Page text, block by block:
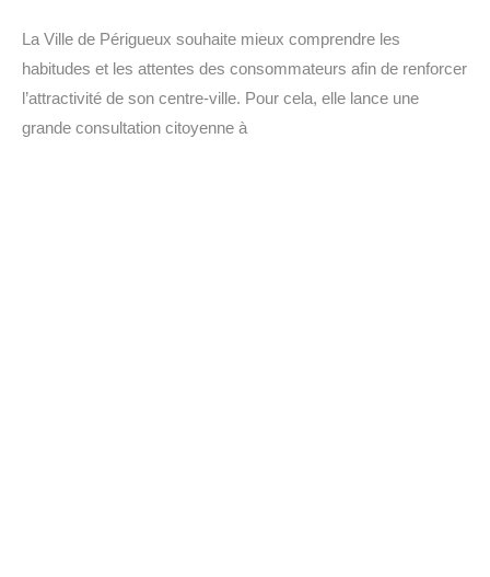
La Ville de Périgueux souhaite mieux comprendre les
habitudes et les attentes des consommateurs afin de renforcer
l’attractivité de son centre-ville. Pour cela, elle lance une
grande consultation citoyenne à